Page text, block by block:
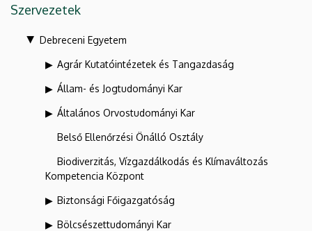
Szervezetek
Debreceni Egyetem
Agrár Kutatóintézetek és Tangazdaság
Állam- és Jogtudományi Kar
Általános Orvostudományi Kar
Belső Ellenőrzési Önálló Osztály
Biodiverzitás, Vízgazdálkodás és Klímaváltozás
Kompetencia Központ
Biztonsági Főigazgatóság
Bölcsészettudományi Kar